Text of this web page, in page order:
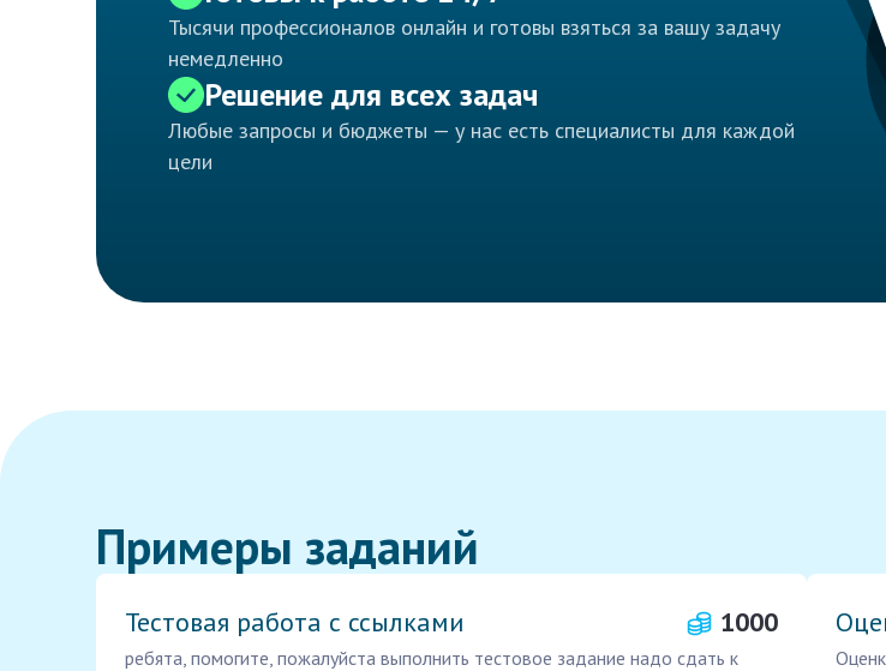
Тысячи профессионалов онлайн и готовы взяться за вашу задачу
немедленно
Решение для всех задач
Любые запросы и бюджеты — у нас есть специалисты для каждой
цели
Примеры заданий
Тестовая работа с ссылками 1000
ребята, помогите, пожалуйста выполнить тестовое задание надо сдать к